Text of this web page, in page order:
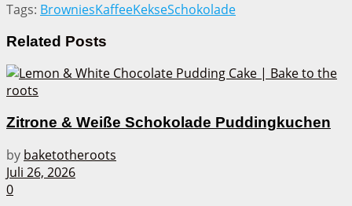
Tags: BrowniesKaffeeKekseSchokolade
Related Posts
Zitrone & Weiße Schokolade Puddingkuchen
by baketotheroots
Juli 26, 2026
0